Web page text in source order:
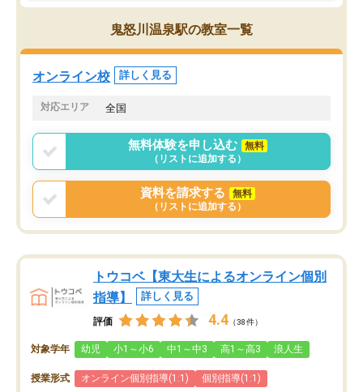
であるので無料の週末教室を使用しな
がら頑張って欲しいと思います！
鬼怒川温泉駅の教室一覧
オンライン校 詳しく見る
対応エリア 全国
無料体験を申し込む
無料
（リストに追加する）
資料を請求する
無料
（リストに追加する）
トウコベ【東大生によるオンライン個別
指導】
詳しく見る
評価 4.4 （38件）
対象学年 幼児 小1～小6 中1～中3 高1～高3 浪人生
授業形式 オンライン個別指導(1:1) 個別指導(1:1)